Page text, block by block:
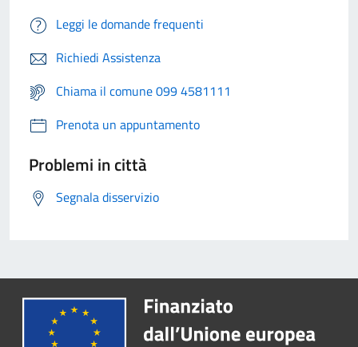
Leggi le domande frequenti
Richiedi Assistenza
Chiama il comune 099 4581111
Prenota un appuntamento
Problemi in città
Segnala disservizio